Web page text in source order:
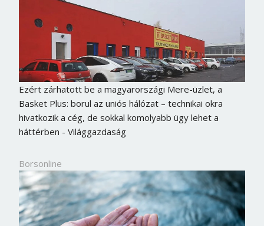
Ezért zárhatott be a magyarországi Mere-üzlet, a
Basket Plus: borul az uniós hálózat – technikai okra
hivatkozik a cég, de sokkal komolyabb ügy lehet a
háttérben - Világgazdaság
Borsonline